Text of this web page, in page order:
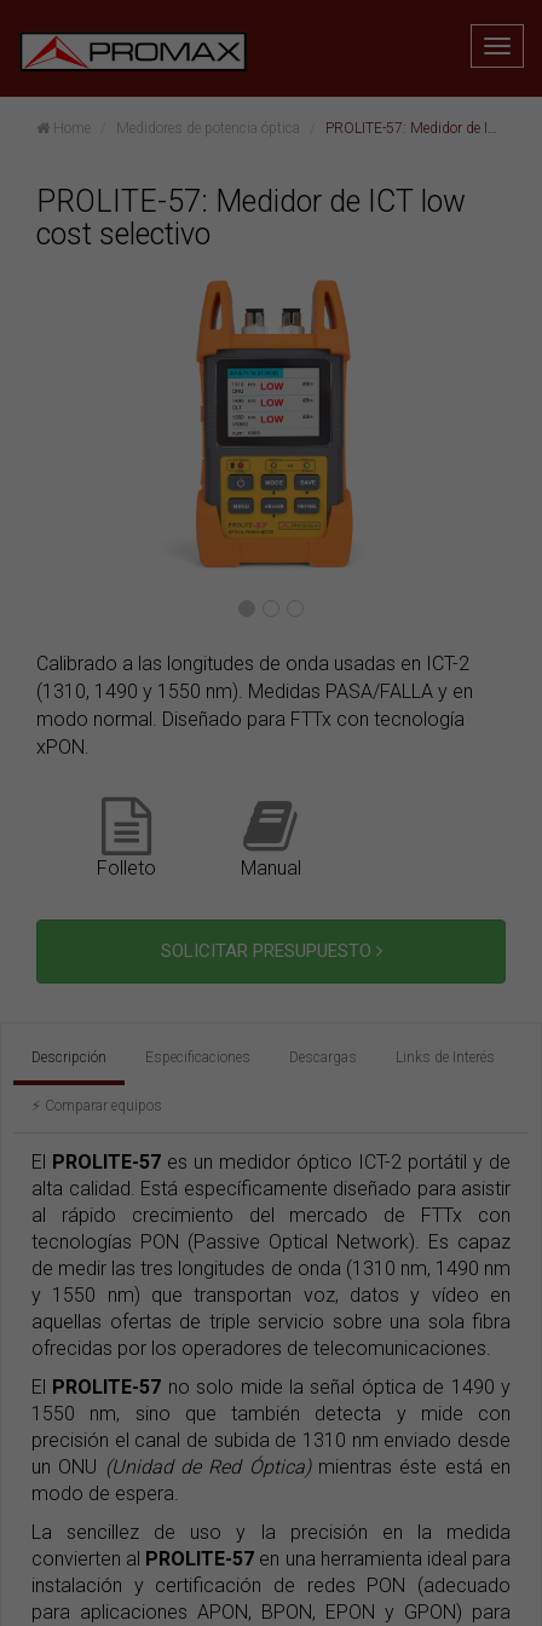
Home Medidores de potencia óptica PROLITE-57: Medidor de ICT low cost selectivo
PROLITE-57: Medidor de ICT low
cost selectivo
Calibrado a las longitudes de onda usadas en ICT-2
(1310, 1490 y 1550 nm). Medidas PASA/FALLA y en
modo normal. Diseñado para FTTx con tecnología
xPON.
Folleto Manual
SOLICITAR PRESUPUESTO
Descripción Especificaciones Descargas Links de Interés
⚡️ Comparar equipos
El PROLITE-57 es un medidor óptico ICT-2 portátil y de
alta calidad. Está específicamente diseñado para asistir
al rápido crecimiento del mercado de FTTx con
tecnologías PON (Passive Optical Network). Es capaz
de medir las tres longitudes de onda (1310 nm, 1490 nm
y 1550 nm) que transportan voz, datos y vídeo en
aquellas ofertas de triple servicio sobre una sola fibra
ofrecidas por los operadores de telecomunicaciones.
El PROLITE-57 no solo mide la señal óptica de 1490 y
1550 nm, sino que también detecta y mide con
precisión el canal de subida de 1310 nm enviado desde
un ONU (Unidad de Red Óptica)mientras éste está en
modo de espera.
La sencillez de uso y la precisión en la medida
convierten al PROLITE-57 en una herramienta ideal para
instalación y certificación de redes PON (adecuado
para aplicaciones APON, BPON, EPON y GPON) para